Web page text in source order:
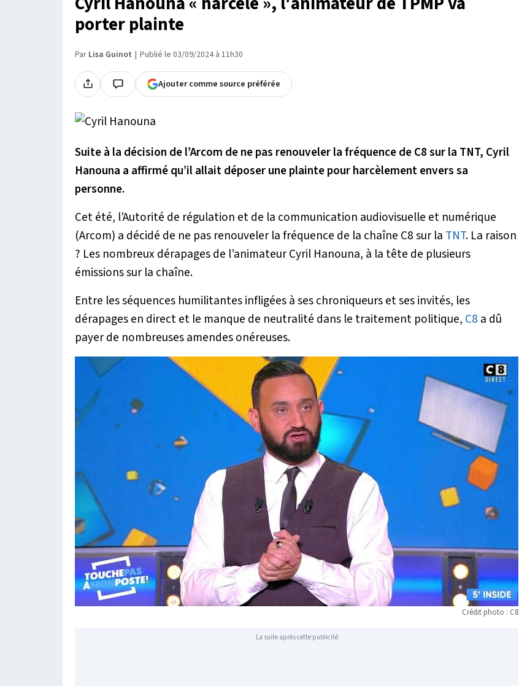
porter plainte
Par Lisa Guinot Publié le 03/09/2024 à 11h30
Ajouter comme source préférée
Suite à la décision de l’Arcom de ne pas renouveler la fréquence de C8 sur la TNT, Cyril
Hanouna a affirmé qu’il allait déposer une plainte pour harcèlement envers sa
personne.
Cet été, l’Autorité de régulation et de la communication audiovisuelle et numérique
(Arcom) a décidé de ne pas renouveler la fréquence de la chaîne C8 sur la TNT. La raison
? Les nombreux dérapages de l’animateur Cyril Hanouna, à la tête de plusieurs
émissions sur la chaîne.
Entre les séquences humilitantes infligées à ses chroniqueurs et ses invités, les
dérapages en direct et le manque de neutralité dans le traitement politique, C8 a dû
payer de nombreuses amendes onéreuses.
Crédit photo : C8
La suite après cette publicité